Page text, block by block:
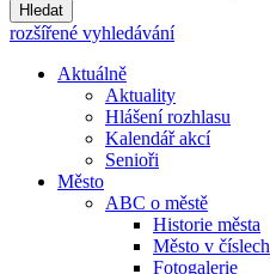
Hledat
rozšířené vyhledávání
Aktuálně
Aktuality
Hlášení rozhlasu
Kalendář akcí
Senioři
Město
ABC o městě
Historie města
Město v číslech
Fotogalerie